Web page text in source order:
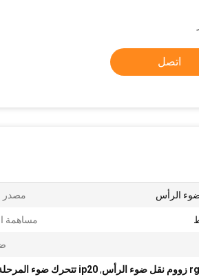
اتصل
الرأس مصدر
مساهمة
,ip20 تتحرك ضوء المرحلة رئيس